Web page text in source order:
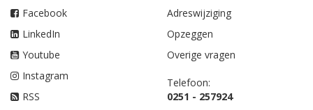
Facebook
LinkedIn
Youtube
Instagram
RSS
Adreswijziging
Opzeggen
Overige vragen
Telefoon:
0251 - 257924